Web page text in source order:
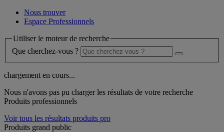
Nous trouver
Espace Professionnels
Utiliser le moteur de recherche
Que cherchez-vous ?
chargement en cours...
Nous n'avons pas pu charger les résultats de votre recherche
Produits professionnels
Voir tous les résultats produits pro
Produits grand public